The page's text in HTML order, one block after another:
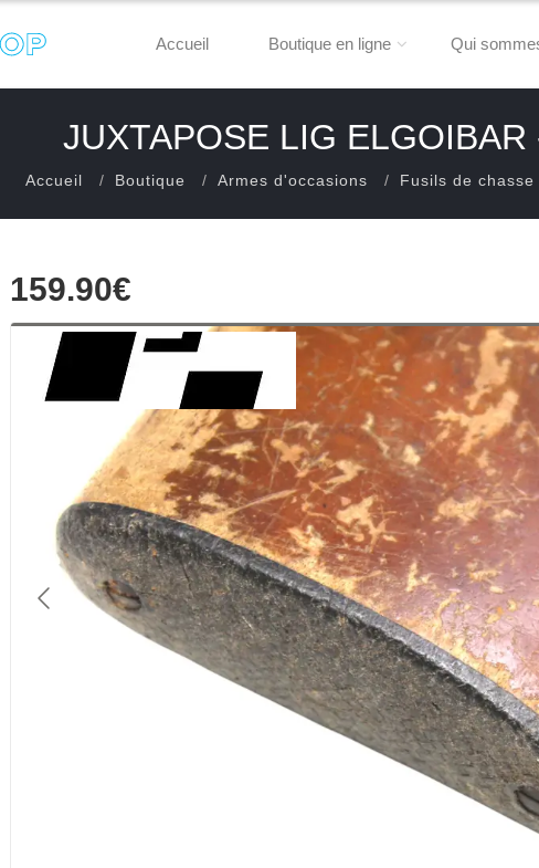
Accueil Boutique en ligne Qui
JUXTAPOSE LIG
Accueil Boutique Armes d'occasions Fusils de chasse
159.90€